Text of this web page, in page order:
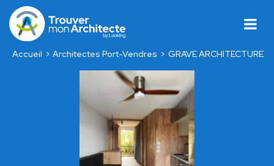
Accueil Architectes Port-Vendres GRAVE ARCHITECTURE